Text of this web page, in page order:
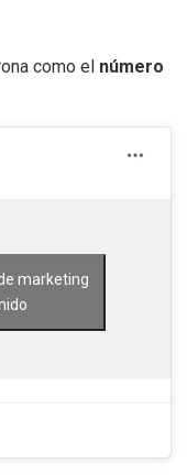
como el número
marketing